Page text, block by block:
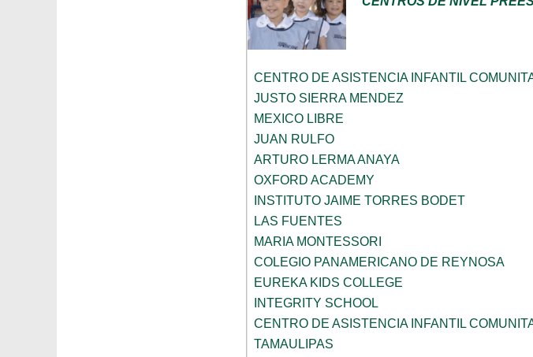
CENTRO DE ASISTENCIA INFANTIL
JUSTO SIERRA MENDEZ
MEXICO LIBRE
JUAN RULFO
ARTURO LERMA ANAYA
OXFORD ACADEMY
INSTITUTO JAIME TORRES BODET
LAS FUENTES
MARIA MONTESSORI
COLEGIO PANAMERICANO DE REYNOSA
EUREKA KIDS COLLEGE
INTEGRITY SCHOOL
CENTRO DE ASISTENCIA INFANTIL
TAMAULIPAS